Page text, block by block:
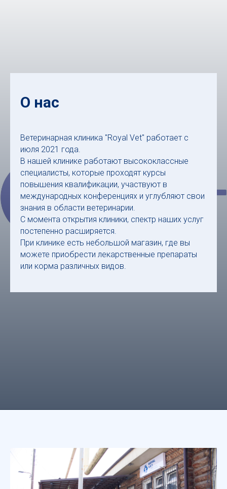
О нас
Ветеринарная клиника "Royal Vet" работает с
июля 2021 года.
В нашей клинике работают высококлассные
специалисты, которые проходят курсы
повышения квалификации, участвуют в
международных конференциях и углубляют свои
знания в области ветеринарии.
С момента открытия клиники, спектр наших услуг
постепенно расширяется.
При клинике есть небольшой магазин, где вы
можете приобрести лекарственные препараты
или корма различных видов.